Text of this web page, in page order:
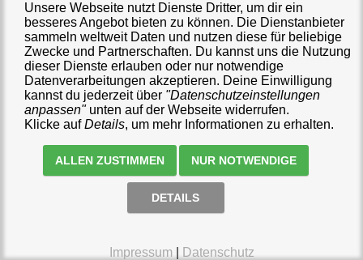
Unsere Webseite nutzt Dienste Dritter, um dir ein
besseres Angebot bieten zu können. Die Dienstanbieter
sammeln weltweit Daten und nutzen diese für beliebige
Zwecke und Partnerschaften. Du kannst uns die Nutzung
dieser Dienste erlauben oder nur notwendige
Datenverarbeitungen akzeptieren. Deine Einwilligung
kannst du jederzeit über "Datenschutzeinstellungen
anpassen"unten auf der Webseite widerrufen.
Klicke aufDetails, um mehr Informationen zu erhalten.
ALLEN ZUSTIMMEN NUR NOTWENDIGE
DETAILS
Impressum| Datenschutz